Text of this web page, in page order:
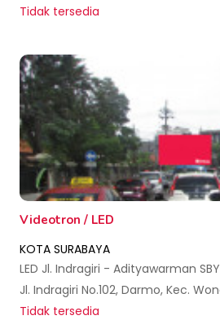
Tidak tersedia
Videotron / LED
KOTA SURABAYA
LED Jl. Indragiri - Adityawarman SBY
Tidak tersedia